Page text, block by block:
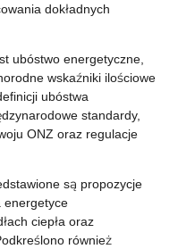
dokładnych
ubóstwo energetyczne,
wskaźniki ilościowe
ubóstwa
standardy,
ONZ oraz regulacje
są propozycje
energetyce
ciepła oraz
również